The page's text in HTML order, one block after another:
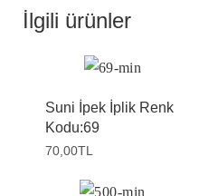
İlgili ürünler
Suni İpek İplik Renk
Kodu:69
70,00TL